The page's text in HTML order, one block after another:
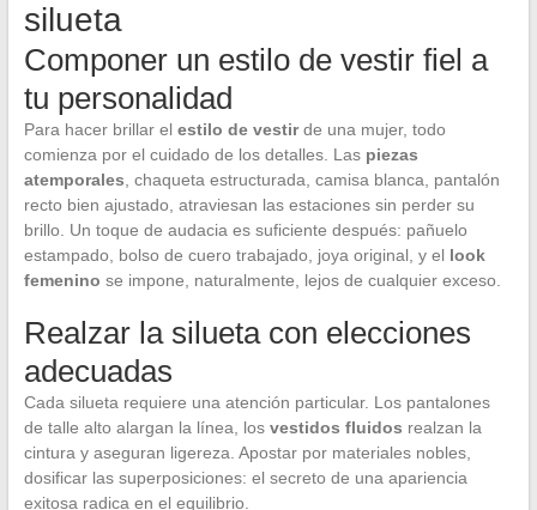
silueta
Componer un estilo de vestir fiel a
tu personalidad
Para hacer brillar el estilo de vestirde una mujer, todo
comienza por el cuidado de los detalles. Las piezas
atemporales , chaqueta estructurada, camisa blanca, pantalón
recto bien ajustado, atraviesan las estaciones sin perder su
brillo. Un toque de audacia es suficiente después: pañuelo
estampado, bolso de cuero trabajado, joya original, y el look
femenino se impone, naturalmente, lejos de cualquier exceso.
Realzar la silueta con elecciones
adecuadas
Cada silueta requiere una atención particular. Los pantalones
de talle alto alargan la línea, los vestidos fluidos realzan la
cintura y aseguran ligereza. Apostar por materiales nobles,
dosificar las superposiciones: el secreto de una apariencia
exitosa radica en el equilibrio.